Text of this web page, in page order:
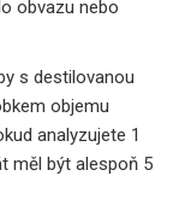
obvazu nebo
s destilovanou
objemu
analyzujete 1
měl být alespoň 5